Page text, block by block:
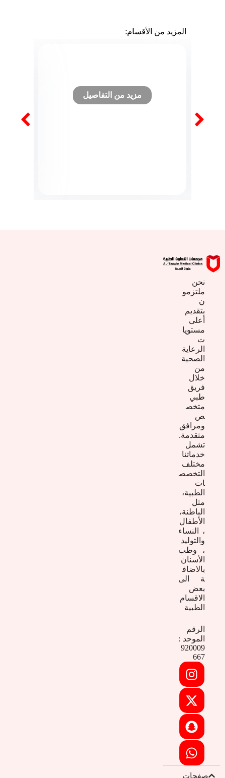
المزيد من الأقسام:
مزيد من التفاصيل
نحن
ملتزمو
ن
بتقديم
أعلى
مستويا
ت
الرعاية
الصحية
من
خلال
فريق
طبي
متخص
ص
ومرافق
متقدمة.
تشمل
خدماتنا
مختلف
التخصص
ات
الطبية،
مثل
الباطنة،
الأطفال
، النساء
والتوليد
، وطب
الأسنان
بالاضاف
ة الى
بعض
الاقسام
الطبية
الرقم
الموحد :
920009
667
صفحات